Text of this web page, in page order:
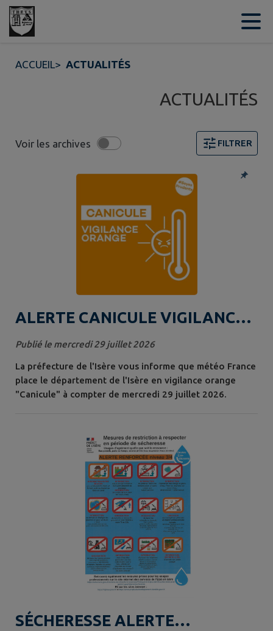
Contenu
ACCUEIL> ACTUALITÉS
ACTUALITÉS
Voir les archives FILTRER
Page 1. 10 actualités sur 17 affichées sur cette page.
ALERTE CANICULE VIGILANCE
ORANGE
Publié le mercredi 29 juillet 2026
La préfecture de l'Isère vous informe que météo France
place le département de l'Isère en vigilance orange
"Canicule" à compter de mercredi 29 juillet 2026.
SÉCHERESSE ALERTE